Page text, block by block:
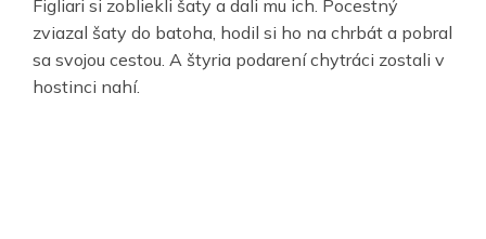
Figliari si zobliekli šaty a dali mu ich. Pocestný
zviazal šaty do batoha, hodil si ho na chrbát a pobral
sa svojou cestou. A štyria podarení chytráci zostali v
hostinci nahí.